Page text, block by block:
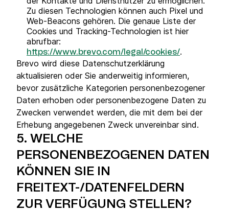
Zu diesen Technologien können auch Pixel und
Web-Beacons gehören. Die genaue Liste der
Cookies und Tracking-Technologien ist hier
abrufbar:
https://www.brevo.com/legal/cookies/.
Brevo wird diese Datenschutzerklärung
aktualisieren oder Sie anderweitig informieren,
bevor zusätzliche Kategorien personenbezogener
Daten erhoben oder personenbezogene Daten zu
Zwecken verwendet werden, die mit dem bei der
Erhebung angegebenen Zweck unvereinbar sind.
5. WELCHE
PERSONENBEZOGENEN DATEN
KÖNNEN SIE IN
FREITEXT-/DATENFELDERN
ZUR VERFÜGUNG STELLEN?